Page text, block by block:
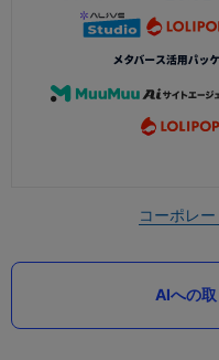
コーポレー
AIへの